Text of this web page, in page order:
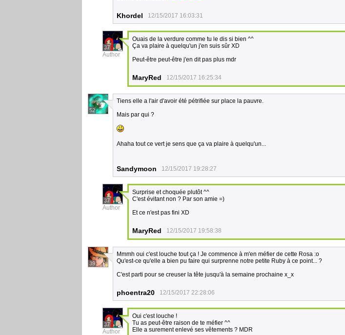
Khordel 12/15/2017 16:03:31
37
Author
Ouais de la verdure comme tu le dis si bien ^^
Ça va plaire à quelqu'un j'en suis sûr XD
Peut-être peut-être j'en dit pas plus mdr
MaryRed 12/15/2017 16:25:34
52
Tiens elle a l'air d'avoir été pétrifiée sur place la pauvre.
Mais par qui ?
Ahaha tout ce vert je sens que ça va plaire à quelqu'un...
Sandymoon 12/15/2017 19:28:27
37
Author
Surprise et choquée plutôt ^^
C'est évitant non ? Par son amie =)
Et ce n'est pas fini XD
MaryRed 12/15/2017 19:58:38
39
Mmmh oui c'est louche tout ça ! Je commence à m'en méfier de cette Rosa :o
Qu'est-ce qu'elle a bien pu faire qui surprenne notre petite Ruby à ce point... ?
C'est parti pour se creuser la tête jusqu'à la semaine prochaine x_x
phoentra20 12/15/2017 22:28:06
37
Author
Oui c'est louche !
Tu as peut-être raison de te méfier ^^
Elle a surement enlevé ses vêtements ? MDR